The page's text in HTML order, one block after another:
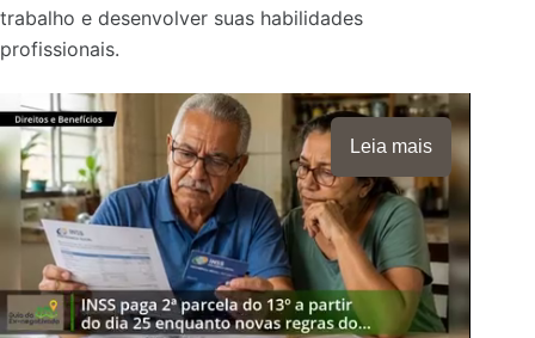
trabalho e desenvolver suas habilidades
profissionais.
Leia mais